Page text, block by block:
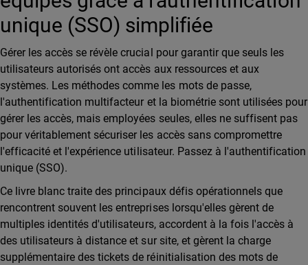
unique (SSO) simplifiée
Gérer les accès se révèle crucial pour garantir que seuls les
utilisateurs autorisés ont accès aux ressources et aux
systèmes. Les méthodes comme les mots de passe,
l'authentification multifacteur et la biométrie sont utilisées pour
gérer les accès, mais employées seules, elles ne suffisent pas
pour véritablement sécuriser les accès sans compromettre
l'efficacité et l'expérience utilisateur. Passez à l'authentification
unique (SSO).
Ce livre blanc traite des principaux défis opérationnels que
rencontrent souvent les entreprises lorsqu'elles gèrent de
multiples identités d'utilisateurs, accordent à la fois l'accès à
des utilisateurs à distance et sur site, et gèrent la charge
supplémentaire des tickets de réinitialisation des mots de